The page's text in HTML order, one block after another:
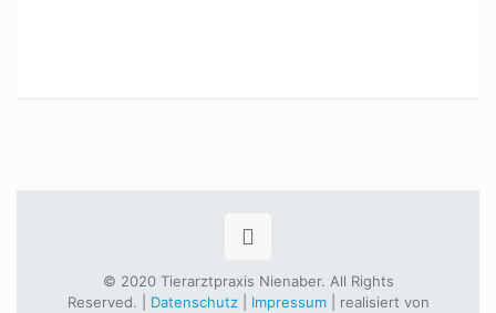
© 2020 Tierarztpraxis Nienaber. All Rights
Reserved. | Datenschutz| Impressum| realisiert von